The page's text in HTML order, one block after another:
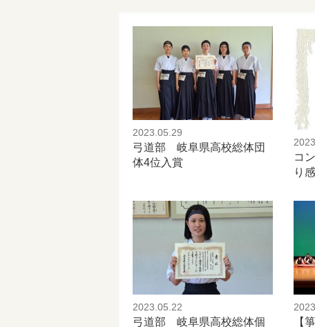
2023.05.29
弓道部 岐阜県高校総体団
体4位入賞
コ
り
2023.05.22
弓道部 岐阜県高校総体個
【